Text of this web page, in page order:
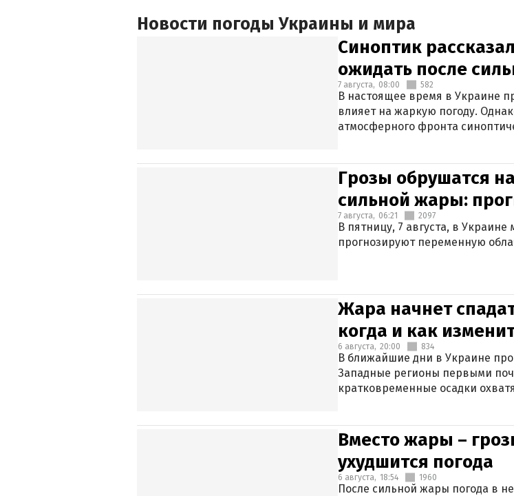
Новости погоды Украины и мира
Синоптик
ожидать после
7 августа, 08:00 582
В настоящее время в Украине
влияет на жаркую погоду.
атмосферного фронта
Грозы обрушатся
сильной жары:
7 августа, 06:21 2097
В пятницу, 7 августа, в
прогнозируют переменную
Жара начнет
когда и как
6 августа, 20:00 834
В ближайшие дни в Украине
Западные регионы первыми
кратковременные осадки
Вместо жары –
ухудшится погода
6 августа, 18:54 1960
После сильной жары погода в